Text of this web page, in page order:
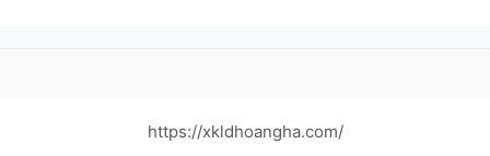
https://xkldhoangha.com/